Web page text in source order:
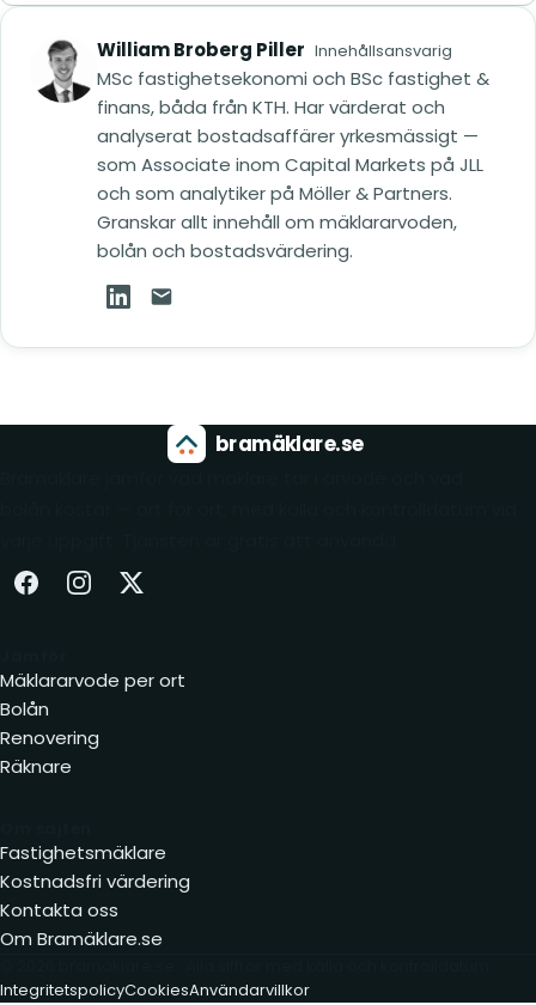
William Broberg Piller Innehållsansvarig
MSc fastighetsekonomi och BSc fastighet &
finans, båda från KTH. Har värderat och
analyserat bostadsaffärer yrkesmässigt —
som Associate inom Capital Markets på JLL
och som analytiker på Möller & Partners.
Granskar allt innehåll om mäklararvoden,
bolån och bostadsvärdering.
William Broberg Piller på LinkedIn (öppnas i
Mejla William Broberg Piller
bramäklare.se
Facebook (öppnas i ny flik)
Instagram (öppnas i ny flik)
X (öppnas i ny flik)
Mäklararvode per ort
Bolån
Renovering
Räknare
Fastighetsmäklare
Kostnadsfri värdering
Kontakta oss
Om Bramäklare.se
IntegritetspolicyCookiesAnvändarvillkor